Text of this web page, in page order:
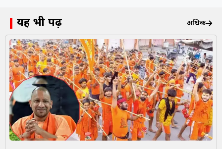
यह भी पढ़ें अधिक